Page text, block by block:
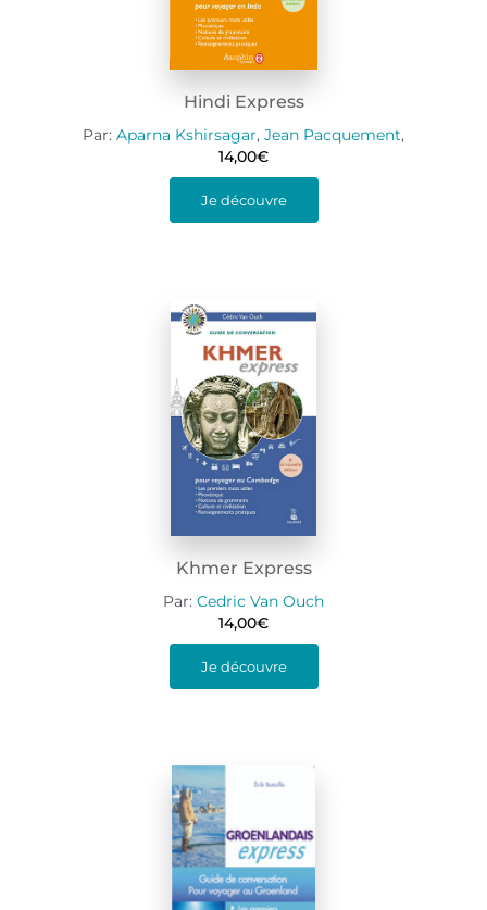
Hindi Express
Par: Aparna Kshirsagar, Jean Pacquement,
14,00€
Je découvre
Khmer Express
Par: Cedric Van Ouch
14,00€
Je découvre